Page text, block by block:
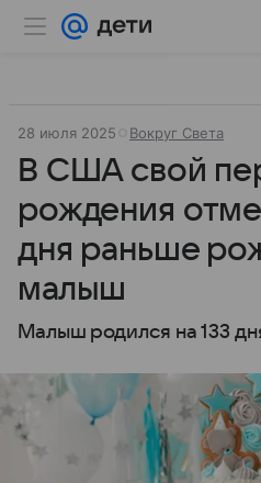
28 июля 2025 Вокруг Света
В США свой
рождения
дня раньше
малыш
Малыш родился на 133